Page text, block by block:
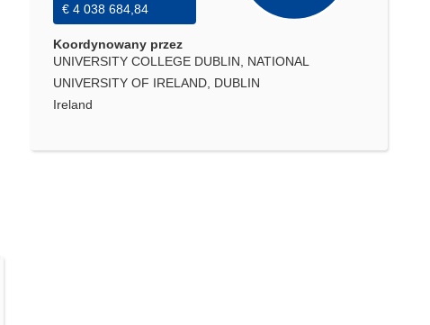
€ 4 038 684,84
Koordynowany przez
UNIVERSITY COLLEGE DUBLIN, NATIONAL
UNIVERSITY OF IRELAND, DUBLIN
Ireland